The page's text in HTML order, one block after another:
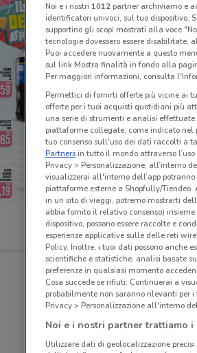
Noi e i nostri 1012partner archiviamo e
identificatori univoci, sul tuo dispositivo.
supportino gli scopi mostrati alla voce
tecnologie dovessero essere disabilitate,
Puoi accedere nuovamente a questo
sul link Mostra finalità in fondo alla
Per maggiori informazioni, consulta
Permettici di fornirti offerte più vicine ai
offerte per i tuoi acquisti quotidiani più
una serie di strumenti e analisi
piattaforme collegate, come indicato nel
tuo consenso sull'uso dei dati raccolti a
Partnersin tutto il mondo attraverso
Privacy > Personalizzazione, all’interno
visualizzerai all'interno dell’app
piattaforme esterne a Shopfully/
in un sito di viaggi, potremo mostrarti
abbia fornito il relativo consenso)
dispositivo, possono essere raccolte e
esperienze applicative sulle delle reti
Policy. Inoltre, i tuoi dati possono anche
scientifiche e statistiche, analisi basate
preferenze in qualsiasi momento
Cosa succede se rifiuti: Continuerai a
probabilmente non saranno rilevanti per
Privacy > Personalizzazione all'interno
Noi e i nostri partner trattiamo
Utilizzare dati di geolocalizzazione